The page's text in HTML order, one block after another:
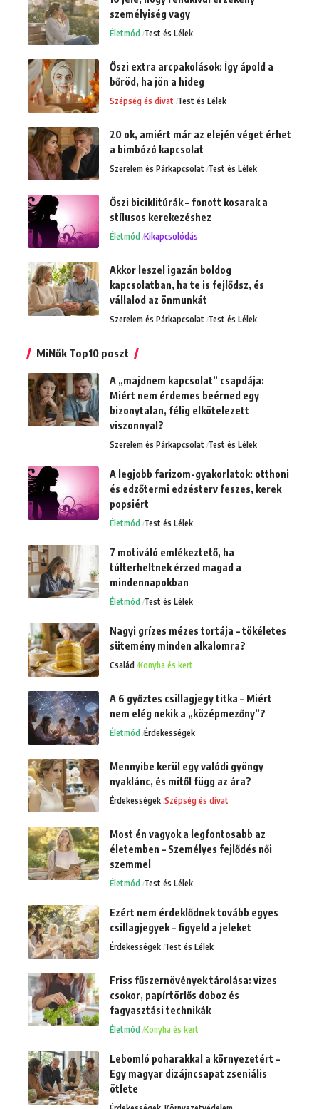
személyiség vagy
Életmód Test és Lélek
Őszi extra arcpakolások: Így ápold a
bőröd, ha jön a hideg
Szépség és divat Test és Lélek
20 ok, amiért már az elején véget érhet
a bimbózó kapcsolat
Szerelem és Párkapcsolat Test és Lélek
Őszi biciklitúrák – fonott kosarak a
stílusos kerekezéshez
Életmód Kikapcsolódás
Akkor leszel igazán boldog
kapcsolatban, ha te is fejlődsz, és
vállalod az önmunkát
Szerelem és Párkapcsolat Test és Lélek
MiNők Top10 poszt
A „majdnem kapcsolat” csapdája:
Miért nem érdemes beérned egy
bizonytalan, félig elkötelezett
viszonnyal?
Szerelem és Párkapcsolat Test és Lélek
A legjobb farizom-gyakorlatok: otthoni
és edzőtermi edzésterv feszes, kerek
popsiért
Életmód Test és Lélek
7 motiváló emlékeztető, ha
túlterheltnek érzed magad a
mindennapokban
Életmód Test és Lélek
Nagyi grízes mézes tortája – tökéletes
sütemény minden alkalomra?
Család Konyha és kert
A 6 győztes csillagjegy titka – Miért
nem elég nekik a „középmezőny”?
Életmód Érdekességek
Mennyibe kerül egy valódi gyöngy
nyaklánc, és mitől függ az ára?
Érdekességek Szépség és divat
Most én vagyok a legfontosabb az
életemben – Személyes fejlődés női
szemmel
Életmód Test és Lélek
Ezért nem érdeklődnek tovább egyes
csillagjegyek – figyeld a jeleket
Érdekességek Test és Lélek
Friss fűszernövények tárolása: vizes
csokor, papírtörlős doboz és
fagyasztási technikák
Életmód Konyha és kert
Lebomló poharakkal a környezetért –
Egy magyar dizájncsapat zseniális
ötlete